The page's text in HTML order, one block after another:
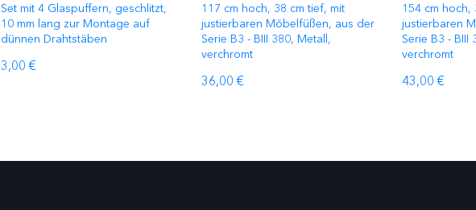
Set mit 4 Glaspuffern, geschlitzt,
10 mm lang zur Montage auf
dünnen Drahtstäben
3,00 €
117 cm hoch, 38 cm tief, mit
justierbaren Möbelfüßen, aus der
Serie B3 - BIII 380, Metall,
verchromt
36,00 €
154 cm hoch,
justierbaren
Serie B3 - BIII
verchromt
43,00 €